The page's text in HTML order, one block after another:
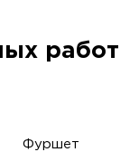
работ
Фуршет